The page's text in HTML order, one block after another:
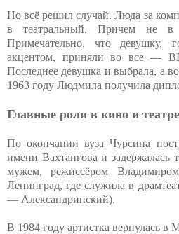
Но всё решил случай. Люда за
в театральный. Причем не
Примечательно, что девушку,
акцентом, приняли во все —
Последнее девушка и выбрала, а
1963 году Людмила получила
Главные роли в кино и театре
По окончании вуза Чурсина
имени Вахтангова и
мужем, режиссёром
Ленинград, где служила в
— Александринский).
В 1984 году артистка вернулась в